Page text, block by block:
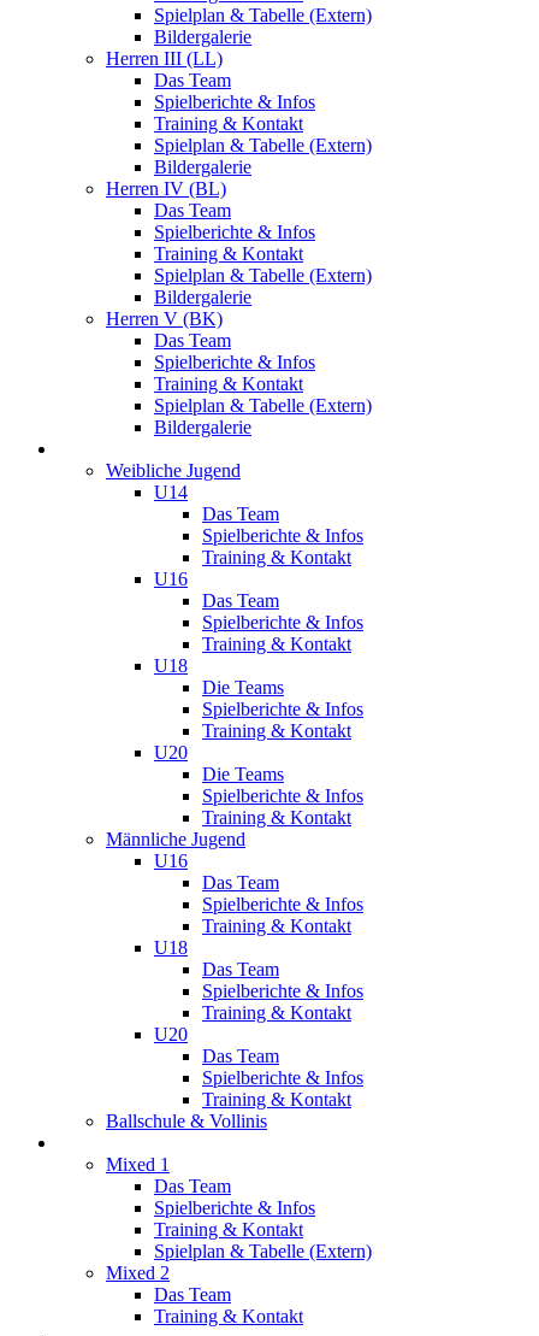
Spielplan & Tabelle (Extern)
Bildergalerie
Herren III (LL)
Das Team
Spielberichte & Infos
Training & Kontakt
Spielplan & Tabelle (Extern)
Bildergalerie
Herren IV (BL)
Das Team
Spielberichte & Infos
Training & Kontakt
Spielplan & Tabelle (Extern)
Bildergalerie
Herren V (BK)
Das Team
Spielberichte & Infos
Training & Kontakt
Spielplan & Tabelle (Extern)
Bildergalerie
Weibliche Jugend
U14
Das Team
Spielberichte & Infos
Training & Kontakt
U16
Das Team
Spielberichte & Infos
Training & Kontakt
U18
Die Teams
Spielberichte & Infos
Training & Kontakt
U20
Die Teams
Spielberichte & Infos
Training & Kontakt
Männliche Jugend
U16
Das Team
Spielberichte & Infos
Training & Kontakt
U18
Das Team
Spielberichte & Infos
Training & Kontakt
U20
Das Team
Spielberichte & Infos
Training & Kontakt
Ballschule & Vollinis
Mixed 1
Das Team
Spielberichte & Infos
Training & Kontakt
Spielplan & Tabelle (Extern)
Mixed 2
Das Team
Training & Kontakt